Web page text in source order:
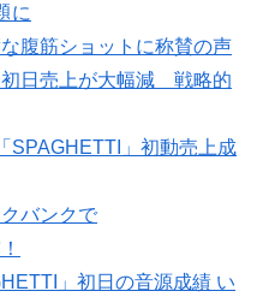
に
腹筋ショットに称賛の声
初日売上が大幅減 戦略的
SPAGHETTI」初動売上成
バンクで
」初日の音源成績 い